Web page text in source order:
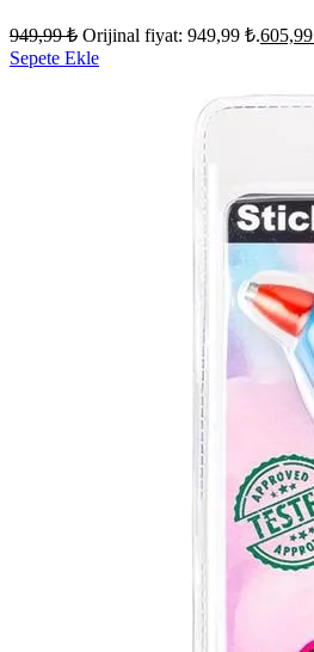
949,99₺ Orijinal fiyat: 949,99 ₺.605,99
Sepete Ekle